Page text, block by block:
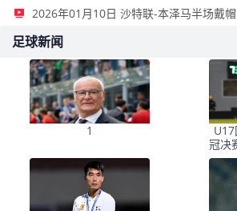
2026年01月10日 沙特联-本泽马半场戴
足球新闻
1
冠决
松